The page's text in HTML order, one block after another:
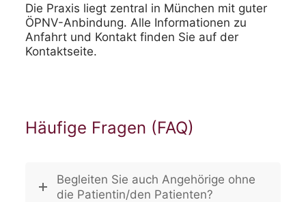
Die Praxis liegt zentral in München mit guter
ÖPNV-Anbindung. Alle Informationen zu
Anfahrt und Kontakt finden Sie auf der
Kontaktseite.
Häufige Fragen (FAQ)
Begleiten Sie auch Angehörige ohne
die Patientin/den Patienten?